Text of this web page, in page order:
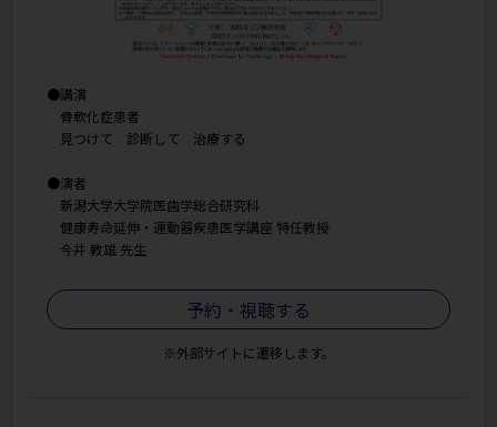
●講演
骨軟化症患者
見つけて 診断して 治療する
●演者
新潟大学大学院医歯学総合研究科
健康寿命延伸・運動器疾患医学講座 特任教授
今井 教雄 先生
予約・視聴する
※外部サイトに遷移します。